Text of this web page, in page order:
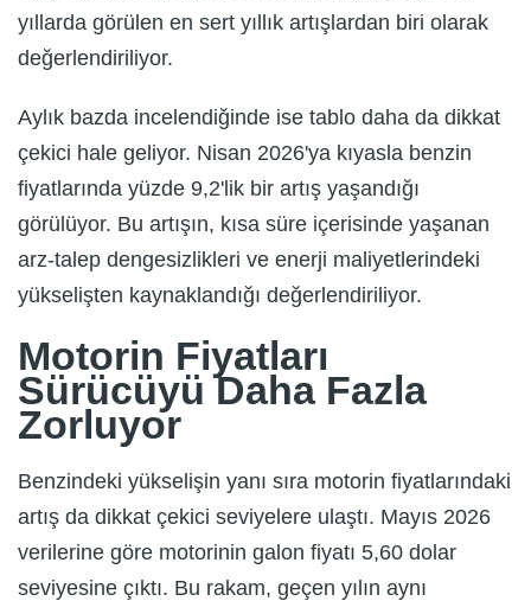
yıllarda görülen en sert yıllık artışlardan biri olarak
değerlendiriliyor.
Aylık bazda incelendiğinde ise tablo daha da dikkat
çekici hale geliyor. Nisan 2026'ya kıyasla benzin
fiyatlarında yüzde 9,2'lik bir artış yaşandığı
görülüyor. Bu artışın, kısa süre içerisinde yaşanan
arz-talep dengesizlikleri ve enerji maliyetlerindeki
yükselişten kaynaklandığı değerlendiriliyor.
Motorin Fiyatları
Sürücüyü Daha Fazla
Zorluyor
Benzindeki yükselişin yanı sıra motorin fiyatlarındaki
artış da dikkat çekici seviyelere ulaştı. Mayıs 2026
verilerine göre motorinin galon fiyatı 5,60 dolar
seviyesine çıktı. Bu rakam, geçen yılın aynı